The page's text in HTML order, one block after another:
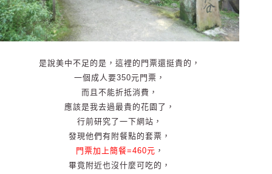
是說美中不足的是，這裡的門票還挺貴的，
一個成人要350元門票，
而且不能折抵消費，
應該是我去過最貴的花園了，
行前研究了一下網站，
發現他們有附餐點的套票，
門票加上簡餐=460元 ，
畢竟附近也沒什麼可吃的，